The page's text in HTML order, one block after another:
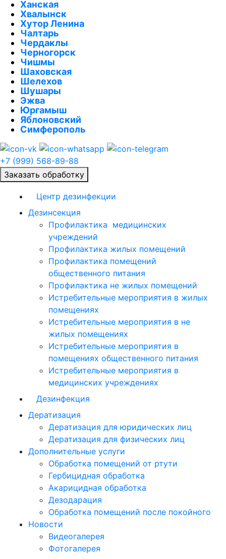
Ханская
Хвалынск
Хутор Ленина
Чалтарь
Чердаклы
Черногорск
Чишмы
Шаховская
Шелехов
Шушары
Эжва
Юргамыш
Яблоновский
Симферополь
+7 (999) 568-89-88
Заказать обработку
Центр дезинфекции
Дезинсекция
Профилактика медицинских
учреждений
Профилактика жилых помещений
Профилактика помещений
общественного питания
Профилактика не жилых помещений
Истребительные мероприятия в жилых
помещениях
Истребительные мероприятия в не
жилых помещениях
Истребительные мероприятия в
помещениях общественного питания
Истребительные мероприятия в
медицинских учреждениях
Дезинфекция
Дератизация
Дератизация для юридических лиц
Дератизация для физических лиц
Дополнительные услуги
Обработка помещений от ртути
Гербицидная обработка
Акарицидная обработка
Дезодарация
Обработка помещений после покойного
Новости
Видеогалерея
Фотогалерея